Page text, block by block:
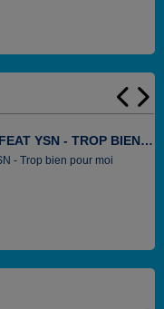
YSN - TROP BIEN
- Trop bien pour moi
- PALOLÉ PALOLÉ
Palolé
CHAM
CHANS
STIGMAT LANMOU
- BOUGÉ
FEAT AKNOSE -
- PA DOUTÉ
SWA